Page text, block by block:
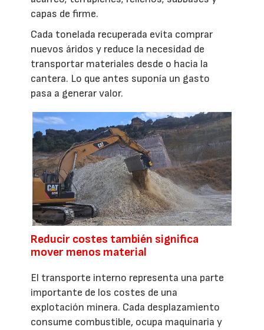
capas de firme.
Cada tonelada recuperada evita comprar
nuevos áridos y reduce la necesidad de
transportar materiales desde o hacia la
cantera. Lo que antes suponía un gasto
pasa a generar valor.
Reducir costes también significa
mover menos material
El transporte interno representa una parte
importante de los costes de una
explotación minera. Cada desplazamiento
consume combustible, ocupa maquinaria y